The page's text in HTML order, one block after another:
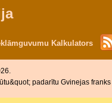
Kalkulators
padarītu Gvinejas